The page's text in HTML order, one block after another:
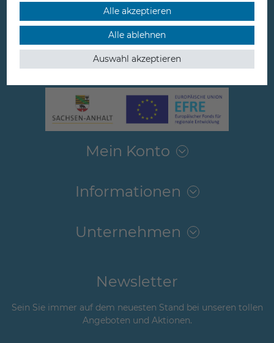
Jütrichauer Straße 3
39261 Zerbst / Anhalt
Germany
Mein Konto
Informationen
Unternehmen
Newsletter
Sein Sie immer auf dem neuesten Stand bei unseren tollen
Angeboten und Aktionen.
Alle akzeptieren
Alle ablehnen
Auswahl akzeptieren